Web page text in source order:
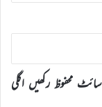
محفوظ رکھیں اگلی